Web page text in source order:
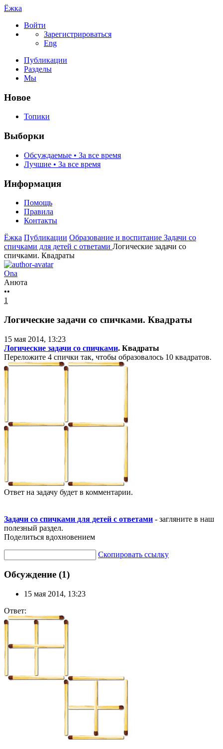
Ёжка
Войти
Зарегистрироваться
Eng
Публикации
Разделы
Мы
Новое
Топики
Выборки
Обсуждаемые • За все время
Лучшие • За все время
Информация
Помощь
Правила
Контакты
Ёжка Публикации Образование и воспитание Задачи со
спичками для детей с ответами Логические задачи со
спичками. Квадраты
Ona
Анюта
••
1
Логические задачи со спичками. Квадраты
15 мая 2014, 13:23
Логические задачи со спичками. Квадраты
Переложите 4 спички так, чтобы образовалось 10 квадратов.
Ответ на задачу будет в комментарии.
Задачи со спичками для детей с ответами - загляните в наш
полезный раздел.
Поделиться вдохновением
Скопировать ссылку
Обсуждение (1)
15 мая 2014, 13:23
Ответ: